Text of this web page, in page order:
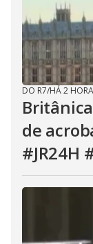
DO R7/HÁ 2
de
#JR24H